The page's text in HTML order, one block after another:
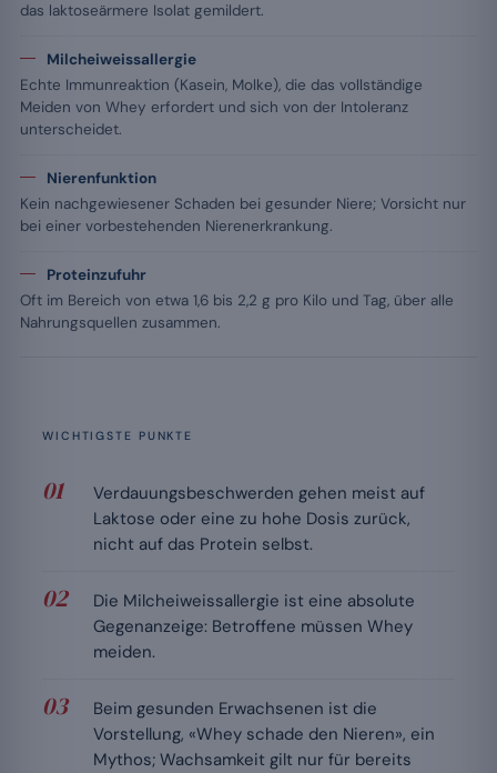
das laktoseärmere Isolat gemildert.
Milcheiweissallergie
Echte Immunreaktion (Kasein, Molke), die das vollständige
Meiden von Whey erfordert und sich von der Intoleranz
unterscheidet.
Nierenfunktion
Kein nachgewiesener Schaden bei gesunder Niere; Vorsicht nur
bei einer vorbestehenden Nierenerkrankung.
Proteinzufuhr
Oft im Bereich von etwa 1,6 bis 2,2 g pro Kilo und Tag, über alle
Nahrungsquellen zusammen.
WICHTIGSTE PUNKTE
Verdauungsbeschwerden gehen meist auf
Laktose oder eine zu hohe Dosis zurück,
nicht auf das Protein selbst.
Die Milcheiweissallergie ist eine absolute
Gegenanzeige: Betroffene müssen Whey
meiden.
Beim gesunden Erwachsenen ist die
Vorstellung, «Whey schade den Nieren», ein
Mythos; Wachsamkeit gilt nur für bereits